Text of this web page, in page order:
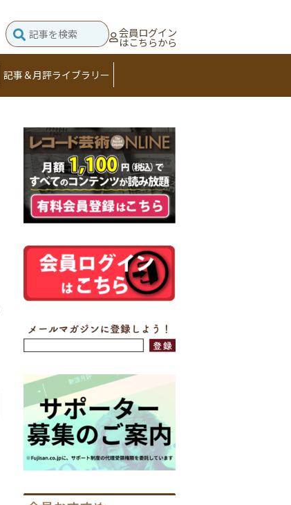
会員ログイン
はこちらから
記事＆月評ライブラリー